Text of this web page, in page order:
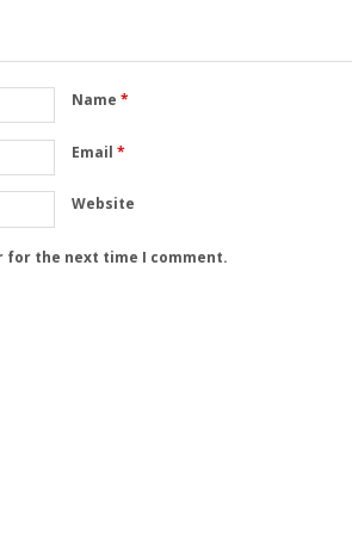
Name *
Email *
Website
for the next time I comment.